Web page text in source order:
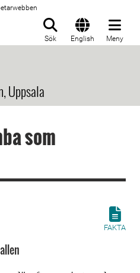
Sök English Meny
Uppsala
som
FAKTA